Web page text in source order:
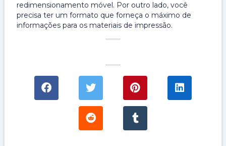
redimensionamento móvel. Por outro lado, você
precisa ter um formato que forneça o máximo de
informações para os materiais de impressão.